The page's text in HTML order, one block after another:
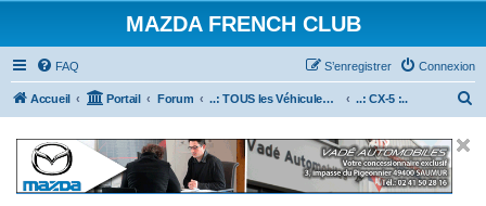
MAZDA FRENCH CLUB
FAQ Connexion
S’enregistrer
Accueil Portail Forum ..: TOUS les Véhicules MAZDA :.. ..: CX-5 :..